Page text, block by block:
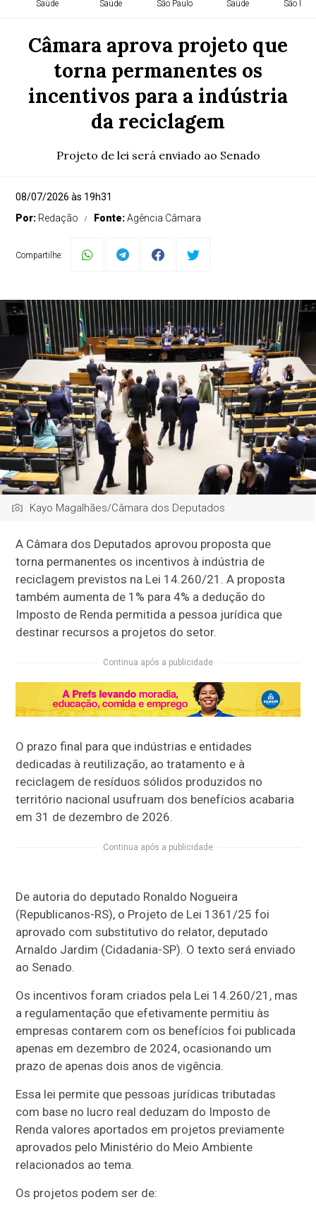
Saúde Saúde São Paulo Saúde São
Câmara aprova projeto que
torna permanentes os
incentivos para a indústria
da reciclagem
Projeto de lei será enviado ao Senado
08/07/2026 às 19h31
Por: Redação Fonte:Agência Câmara
Compartilhe:
Kayo Magalhães/Câmara dos Deputados
A Câmara dos Deputados aprovou proposta que
torna permanentes os incentivos à indústria de
reciclagem previstos na Lei 14.260/21. A proposta
também aumenta de 1% para 4% a dedução do
Imposto de Renda permitida a pessoa jurídica que
destinar recursos a projetos do setor.
Continua após a publicidade
O prazo final para que indústrias e entidades
dedicadas à reutilização, ao tratamento e à
reciclagem de resíduos sólidos produzidos no
território nacional usufruam dos benefícios acabaria
em 31 de dezembro de 2026.
Continua após a publicidade
De autoria do deputado Ronaldo Nogueira
(Republicanos-RS), o Projeto de Lei 1361/25 foi
aprovado comsubstitutivo do relator, deputado
Arnaldo Jardim (Cidadania-SP). O texto será enviado
ao Senado.
Os incentivos foram criados pela Lei 14.260/21, mas
a regulamentação que efetivamente permitiu às
empresas contarem com os benefícios foi publicada
apenas em dezembro de 2024, ocasionando um
prazo de apenas dois anos de vigência.
Essa lei permite que pessoas jurídicas tributadas
com base no lucro real deduzam do Imposto de
Renda valores aportados em projetos previamente
aprovados pelo Ministério do Meio Ambiente
relacionados ao tema.
Os projetos podem ser de: